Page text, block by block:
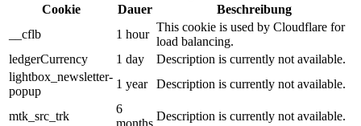
Cookie
Dauer
Beschreibung
__cflb
1 hour
This cookie is used by Cloudflare for
load balancing.
ledgerCurrency
1 day
Description is currently not available.
lightbox_newsletter-
popup
1 year Description is currently not available.
mtk_src_trk
6
months
Description is currently not available.